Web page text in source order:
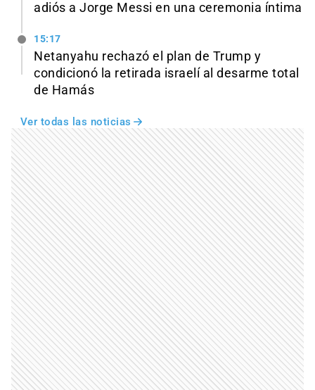
adiós a Jorge Messi en una ceremonia íntima
15:17
Netanyahu rechazó el plan de Trump y
condicionó la retirada israelí al desarme total
de Hamás
Ver todas las noticias